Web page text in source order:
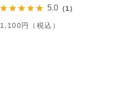
5.0 （1）
1,100円（税込）